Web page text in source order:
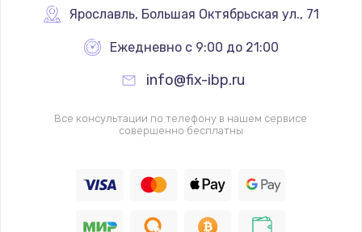
Ярославль, Большая Октябрьская ул., 71
Ежедневно с 9:00 до 21:00
info@fix-ibp.ru
Все консультации по телефону в нашем сервисе
совершенно бесплатны